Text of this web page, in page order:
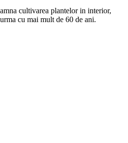
cultivarea plantelor in interior,
cu mai mult de 60 de ani.